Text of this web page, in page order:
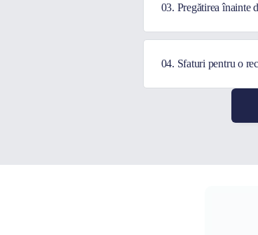
03. Pregătirea înainte
04. Sfaturi pentru o